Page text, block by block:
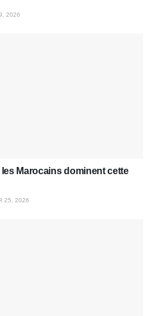
2026
Marocains dominent cette
25, 2026